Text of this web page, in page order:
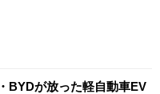
BYDが放った軽自動車EV